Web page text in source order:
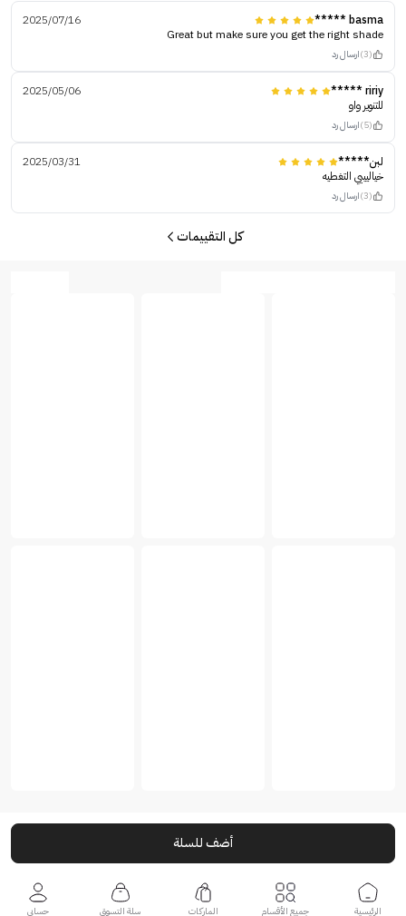
basma *****
2025/07/16
Great but make sure you get the right shade
(3) ارسال رد
ririy *****
2025/05/06
للتنوير واو
(5) ارسال رد
لبن*****
2025/03/31
خياليييي التغطيه
(3) ارسال رد
كل التقييمات
أضف للسلة
الرئيسية جميع الأقسام الماركات سلة التسوق حسابي